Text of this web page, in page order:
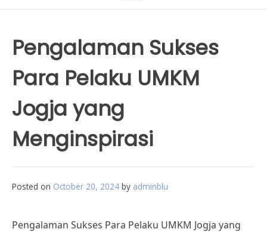
Pengalaman Sukses
Para Pelaku UMKM
Jogja yang
Menginspirasi
Posted on October 20, 2024 by adminblu
Pengalaman Sukses Para Pelaku UMKM Jogja yang